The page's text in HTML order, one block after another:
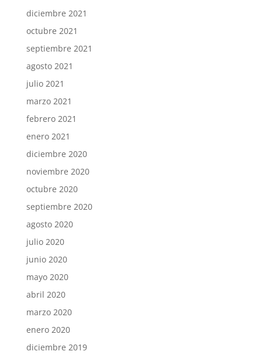
diciembre 2021
octubre 2021
septiembre 2021
agosto 2021
julio 2021
marzo 2021
febrero 2021
enero 2021
diciembre 2020
noviembre 2020
octubre 2020
septiembre 2020
agosto 2020
julio 2020
junio 2020
mayo 2020
abril 2020
marzo 2020
enero 2020
diciembre 2019